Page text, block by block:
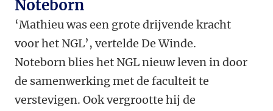
Noteborn
‘Mathieu was een grote drijvende kracht
voor het NGL’, vertelde De Winde.
Noteborn blies het NGL nieuw leven in door
de samenwerking met de faculteit te
verstevigen. Ook vergrootte hij de